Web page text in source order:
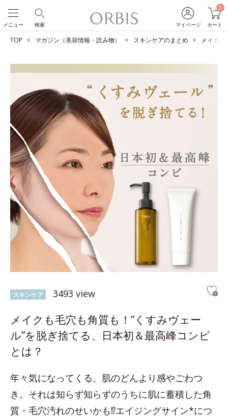
マイページ
0
カート
検索
メニュー
TOP マガジン（美容情報・読み物） スキンケアのまとめ メイクも
スキンケア 3493 view
メイクも毛穴も角質も！“くすみヴェー
ル”を脱ぎ捨てる、日本初＆最高峰コンビ
とは？
年々気になってくる、肌のどんより感やごわつ
き。それは知らず知らずのうちに肌に蓄積した角
質・毛穴汚れのせいかも⁉エイジングサイン*につ